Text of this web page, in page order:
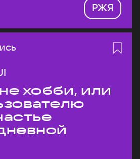
РЖЯ
хобби, или